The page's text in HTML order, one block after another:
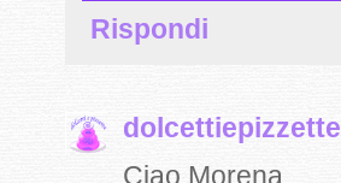
Rispondi
dolcettiepizzette
Ciao Morena,